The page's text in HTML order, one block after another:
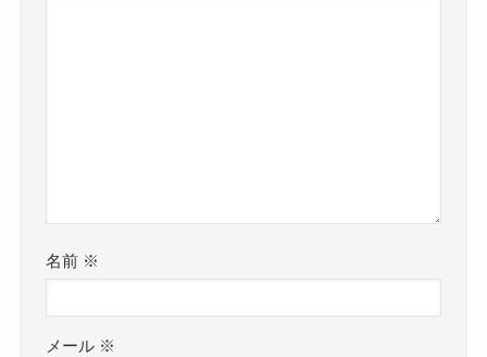
名前 ※
メール ※